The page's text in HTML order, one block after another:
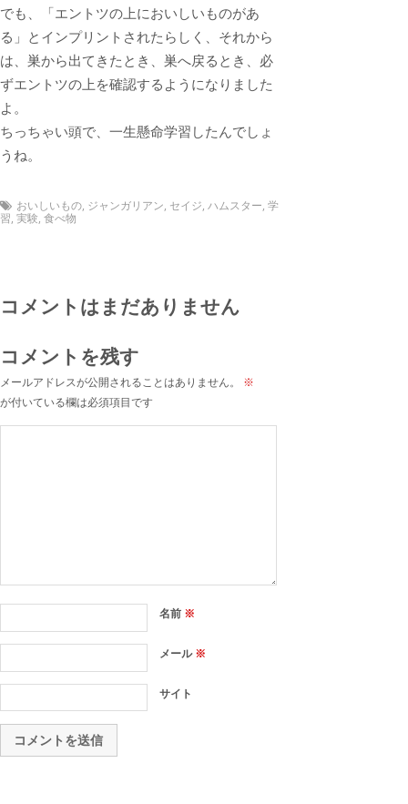
でも、「エントツの上においしいものがあ
る」とインプリントされたらしく、それから
は、巣から出てきたとき、巣へ戻るとき、必
ずエントツの上を確認するようになりました
よ。
ちっちゃい頭で、一生懸命学習したんでしょ
うね。
おいしいもの, ジャンガリアン, セイジ, ハムスター, 学
習, 実験, 食べ物
コメントはまだありません
コメントを残す
メールアドレスが公開されることはありません。
※
が付いている欄は必須項目です
名前 ※
メール※
サイト